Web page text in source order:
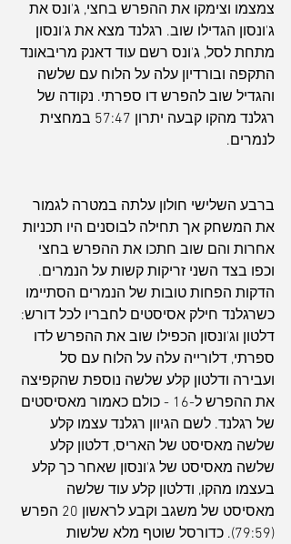
צמצמו וצימקו את ההפרש בחצי, ג'ונס את
ג'ונסון הגדילו שוב. רגלנד מצא את ג'ונסון
מתחת לסל, ג'ונס רשם עוד דאנק מריבאונד
התקפה ובורדיון עלה על הלוח עם שלשה
והגדיל שוב להפרש דו ספרתי. נקודה של
רגלנד מהקו קבעה יתרון 57:47 במחצית
לנמרים.
ברבע השלישי חולון עלתה במטרה לגמור
את המשחק אך תחילה לבוסנים היו תכניות
אחרות והם שוב חתכו את ההפרש בחצי
וכפו בצד השני זריקות קשות על הנמרים.
הדקות הפחות טובות של הנמרים הסתיימו
כשרגלנד חילק אסיסטים לחבריו לכל דורש:
דלטון וג'ונסון הכפילו שוב את ההפרש לדו
ספרתי, דלורייה עלה על הלוח עם סל
ועבירה ודלטון קלע שלשה נוספת שהקפיצה
את ההפרש ל-16 - כולם כאמור מאסיסטים
של רגלנד. לשם הגיוון רגלנד עצמו קלע
שלשה מאסיסט של האריס, דלטון קלע
שלשה מאסיסט של ג'ונסון שאחר כך קלע
בעצמו מהקו, ודלטון קלע עוד שלשה
מאסיסט של משגב וקבע לראשון 20 הפרש
(79:59). כדורסל שוטף מלא שלשות